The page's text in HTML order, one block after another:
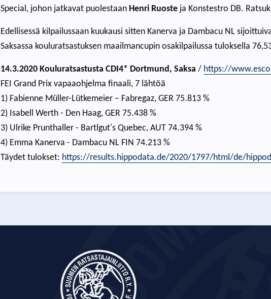
Special, johon jatkavat puolestaan Henri Ruosteja Konstestro DB.
Edellisessä kilpailussaan kuukausi sitten Kanerva ja Dambacu NL
Saksassa kouluratsastuksen maailmancupin osakilpailussa tuloksella
14.3.2020 Kouluratsastusta CDI4* Dortmund, Saksa / https://
FEI Grand Prix vapaaohjelma finaali, 7 lähtöä
1) Fabienne Müller-Lütkemeier – Fabregaz, GER 75.813 %
2) Isabell Werth - Den Haag, GER 75.438 %
3) Ulrike Prunthaller - Bartlgut's Quebec, AUT 74.394 %
4) Emma Kanerva - Dambacu NL FIN 74.213 %
Täydet tulokset: https://results.hippodata.de/2020/1797/html/de/